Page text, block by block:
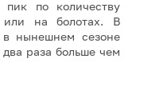
пик по количеству
или на болотах. В
нынешнем сезоне
раза больше чем